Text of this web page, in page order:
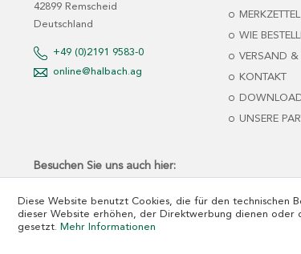
42899 Remscheid
Deutschland
+49 (0)2191 9583-0
online@halbach.ag
MERKZETTEL
WIE
VERSAND &
KONTAKT
UNSERE
Besuchen Sie uns auch hier:
Diese Website benutzt Cookies, die für den
dieser Website erhöhen, der Direktwerbung dienen oder
gesetzt. Mehr Informationen